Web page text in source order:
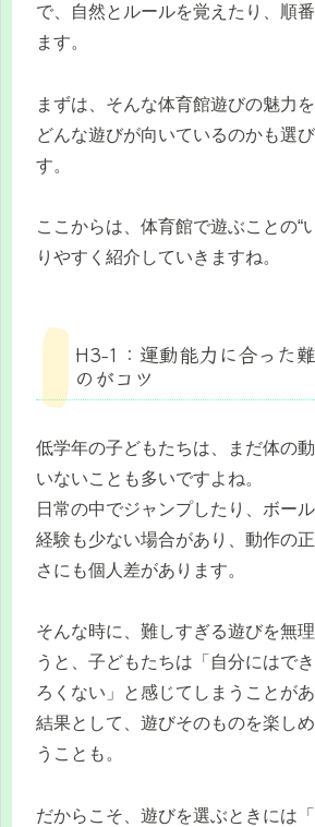
で、自然とルールを覚えたり、順
ます。
まずは、そんな体育館遊びの魅力
どんな遊びが向いているのかも選
す。
ここからは、体育館で遊ぶことの“
りやすく紹介していきますね。
H3-1：運動能力に合った
のがコツ
低学年の子どもたちは、まだ体の
いないことも多いですよね。
日常の中でジャンプしたり、ボー
経験も少ない場合があり、動作の
さにも個人差があります。
そんな時に、難しすぎる遊びを無
うと、子どもたちは「自分にはで
ろくない」と感じてしまうことがあ
結果として、遊びそのものを楽し
うことも。
だからこそ、遊びを選ぶときには